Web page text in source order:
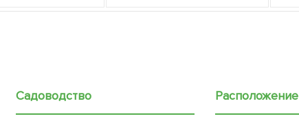
Садоводство Расположение